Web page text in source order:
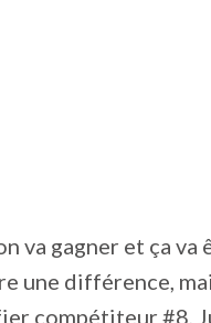
va gagner et ça
une différence,
compétiteur #8,